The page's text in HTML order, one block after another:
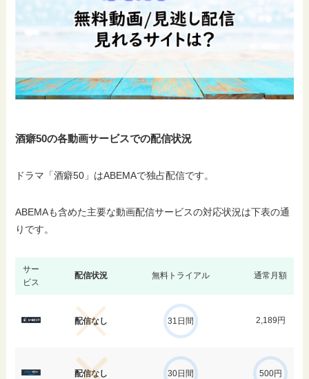
酒癖50の各動画サービスでの配信状況
ドラマ「酒癖50」はABEMAで独占配信です。
ABEMAも含めた主要な動画配信サービスの対応状況は下表の通
りです。
サー
ビス
配信状況 無料トライアル 通常月額
配信なし 31日間 2,189円
配信なし 30日間 500円